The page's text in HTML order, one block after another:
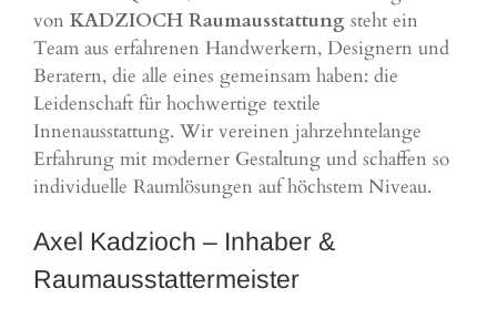
von KADZIOCH Raumausstattung steht ein
Team aus erfahrenen Handwerkern, Designern und
Beratern, die alle eines gemeinsam haben: die
Leidenschaft für hochwertige textile
Innenausstattung. Wir vereinen jahrzehntelange
Erfahrung mit moderner Gestaltung und schaffen so
individuelle Raumlösungen auf höchstem Niveau.
Axel Kadzioch – Inhaber &
Raumausstattermeister